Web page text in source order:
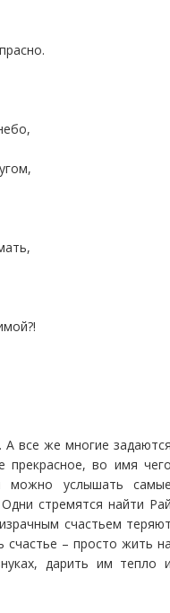
А все же многие
прекрасное, во имя
можно услышать
стремятся найти
счастьем
счастье – просто жить
дарить им тепло